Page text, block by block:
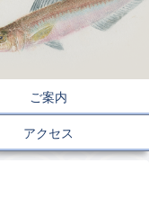
ご案内
アクセス